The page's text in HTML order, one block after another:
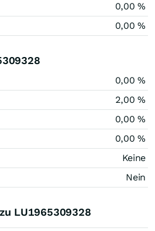
0,00 %
0,00 %
0,00 %
2,00 %
0,00 %
0,00 %
Keine
Nein
LU1965309328